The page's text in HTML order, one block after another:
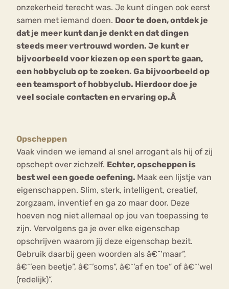
onzekerheid terecht was. Je kunt dingen ook eerst
samen met iemand doen. Door te doen, ontdek je
dat je meer kunt dan je denkt en dat dingen
steeds meer vertrouwd worden. Je kunt er
bijvoorbeeld voor kiezen op een sport te gaan,
een hobbyclub op te zoeken. Ga bijvoorbeeld op
een teamsport of hobbyclub. Hierdoor doe je
veel sociale contacten en ervaring op.Â
Opscheppen
Vaak vinden we iemand al snel arrogant als hij of zij
opschept over zichzelf. Echter, opscheppen is
best wel een goede oefening. Maak een lijstje van
eigenschappen. Slim, sterk, intelligent, creatief,
zorgzaam, inventief en ga zo maar door. Deze
hoeven nog niet allemaal op jou van toepassing te
zijn. Vervolgens ga je over elke eigenschap
opschrijven waarom jij deze eigenschap bezit.
Gebruik daarbij geen woorden als â€˜’maar”,
â€˜’een beetje”, â€˜’soms”, â€˜’af en toe” of â€˜’wel
(redelijk)”.